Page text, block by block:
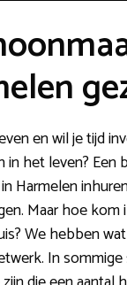
en wil je tijd
in het leven? Een
Harmelen
Maar hoe
We hebben
In